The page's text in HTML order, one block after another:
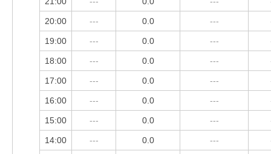
20:00 --- 0.0 ---
19:00 --- 0.0 ---
18:00 --- 0.0 ---
17:00 --- 0.0 ---
16:00 --- 0.0 ---
15:00 --- 0.0 ---
14:00 --- 0.0 ---